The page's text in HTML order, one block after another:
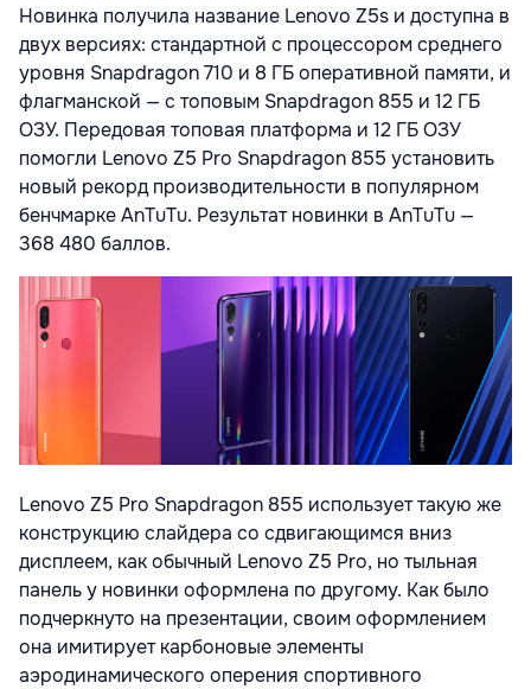
Новинка получила название Lenovo Z5s и доступна в
двух версиях: стандартной с процессором среднего
уровня Snapdragon 710 и 8 ГБ оперативной памяти, и
флагманской — с топовым Snapdragon 855 и 12 ГБ
ОЗУ. Передовая топовая платформа и 12 ГБ ОЗУ
помогли Lenovo Z5 Pro Snapdragon 855 установить
новый рекорд производительности в популярном
бенчмарке AnTuTu. Результат новинки в AnTuTu —
368 480 баллов.
Lenovo Z5 Pro Snapdragon 855 использует такую же
конструкцию слайдера со сдвигающимся вниз
дисплеем, как обычный Lenovo Z5 Pro, но тыльная
панель у новинки оформлена по другому. Как было
подчеркнуто на презентации, своим оформлением
она имитирует карбоновые элементы
аэродинамического оперения спортивного